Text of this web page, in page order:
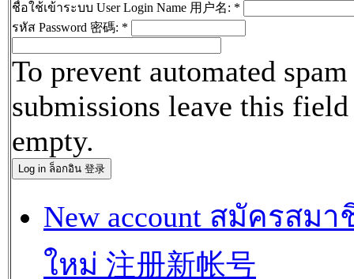
ชื่อใช้เข้าระบบ User Login Name 用户名: *
รหัส Password 密碼: *
To prevent automated spam
submissions leave this field
empty.
New account สมัครสมา
ใหม่ 注册新帐号